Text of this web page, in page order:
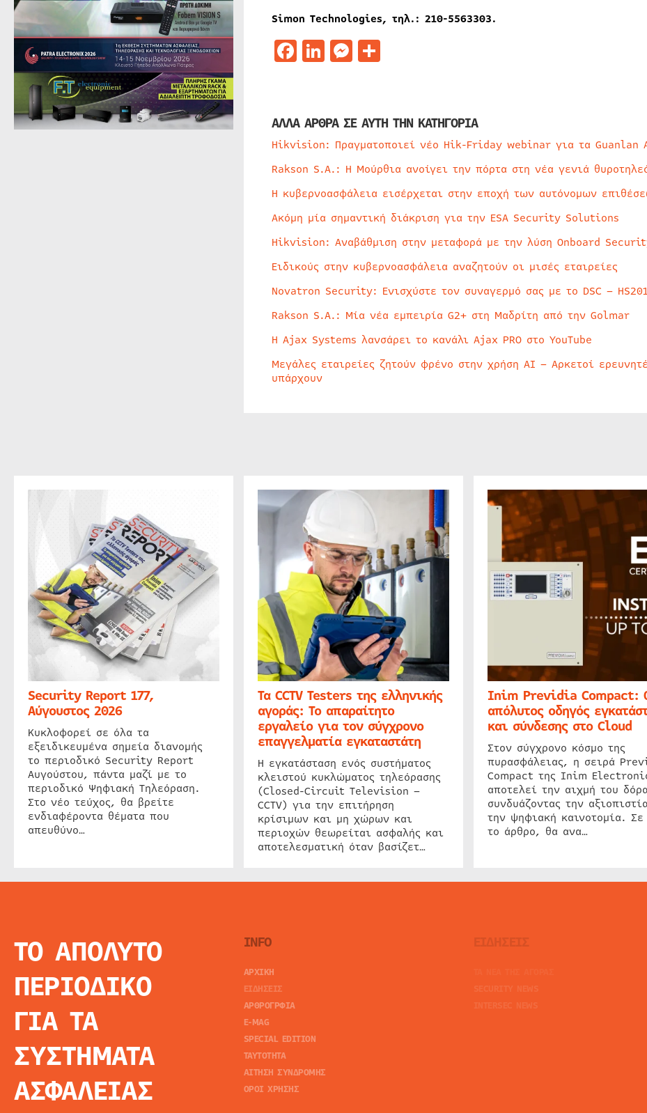
Simon Technologies, τηλ.: 210-5563303.
Facebook
LinkedIn
Messenger
Μοιραστείτε
ΑΛΛΑ ΑΡΘΡΑ ΣΕ ΑΥΤΗ ΤΗΝ ΚΑΤΗΓΟΡΙΑ
Hikvision: Πραγματοποιεί νέο Hik-Friday webinar για τα Guanlan
Rakson S.A.: Η Μούρθια ανοίγει την πόρτα στη νέα γενιά
Η κυβερνοασφάλεια εισέρχεται στην εποχή των αυτόνομων
Ακόμη μία σημαντική διάκριση για την ESA Security Solutions
Hikvision: Αναβάθμιση στην μεταφορά με την λύση Onboard
Ειδικούς στην κυβερνοασφάλεια αναζητούν οι μισές εταιρείες
Novatron Security: Ενισχύστε τον συναγερμό σας με το DSC –
Rakson S.A.: Μία νέα εμπειρία G2+ στη Μαδρίτη από την Golmar
Η Ajax Systems λανσάρει το κανάλι Ajax PRO στο YouTube
Μεγάλες εταιρείες ζητούν φρένο στην χρήση AI – Αρκετοί
υπάρχουν
Security Report 177,
Αύγουστος 2026
Κυκλοφορεί σε όλα τα
εξειδικευμένα σημεία διανομής
το περιοδικό Security Report
Αυγούστου, πάντα μαζί με το
περιοδικό Ψηφιακή Τηλεόραση.
Στο νέο τεύχος, θα βρείτε
ενδιαφέροντα θέματα που
απευθύνο…
Τα CCTV Testers της ελληνικής
αγοράς: Το απαραίτητο
εργαλείο για τον σύγχρονο
επαγγελματία εγκαταστάτη
Η εγκατάσταση ενός συστήματος
κλειστού κυκλώματος τηλεόρασης
(Closed-Circuit Television –
CCTV) για την επιτήρηση
κρίσιμων και μη χώρων και
περιοχών θεωρείται ασφαλής και
αποτελεσματική όταν βασίζετ…
Inim Previdia Compact:
απόλυτος οδηγός
και σύνδεσης στο Cloud
Στον σύγχρονο κόσμο της
πυρασφάλειας, η σειρά
Compact της Inim
αποτελεί την αιχμή του
συνδυάζοντας την
την ψηφιακή καινοτομία. Σε
το άρθρο, θα ανα…
ΤΟ ΑΠΟΛΥΤΟ
ΠΕΡΙΟΔΙΚΟ
ΓΙΑ ΤΑ
ΣΥΣΤΗΜΑΤΑ
ΑΣΦΑΛΕΙΑΣ
INFO
ΑΡΧΙΚΗ
ΕΙΔΗΣΕΙΣ
ΑΡΘΡΟΓΡΦΙΑ
E-MAG
SPECIAL EDITION
ΤΑΥΤΟΤΗΤΑ
ΑΙΤΗΣΗ ΣΥΝΔΡΟΜΗΣ
ΟΡΟΙ ΧΡΗΣΗΣ
ΕΙΔΗΣΕΙΣ